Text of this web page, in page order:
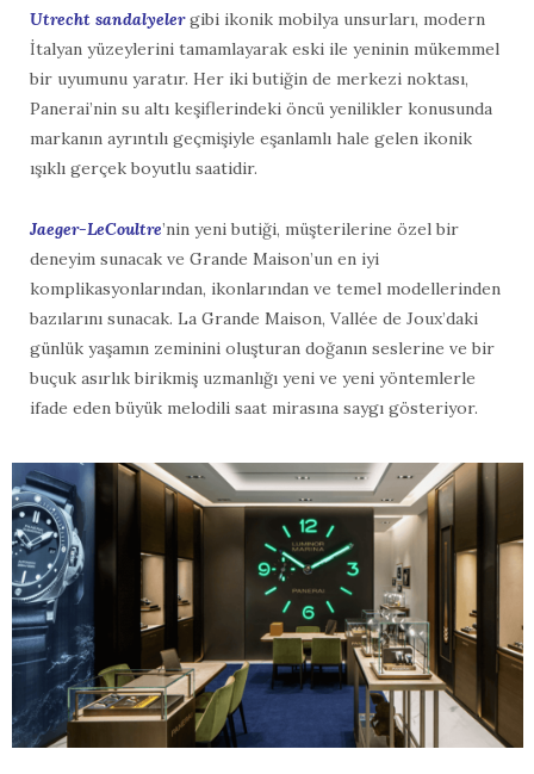
Utrecht sandalyelergibi ikonik mobilya unsurları, modern
İtalyan yüzeylerini tamamlayarak eski ile yeninin mükemmel
bir uyumunu yaratır. Her iki butiğin de merkezi noktası,
Panerai’nin su altı keşiflerindeki öncü yenilikler konusunda
markanın ayrıntılı geçmişiyle eşanlamlı hale gelen ikonik
ışıklı gerçek boyutlu saatidir.
Jaeger-LeCoultre’nin yeni butiği, müşterilerine özel bir
deneyim sunacak ve Grande Maison’un en iyi
komplikasyonlarından, ikonlarından ve temel modellerinden
bazılarını sunacak. La Grande Maison, Vallée de Joux’daki
günlük yaşamın zeminini oluşturan doğanın seslerine ve bir
buçuk asırlık birikmiş uzmanlığı yeni ve yeni yöntemlerle
ifade eden büyük melodili saat mirasına saygı gösteriyor.